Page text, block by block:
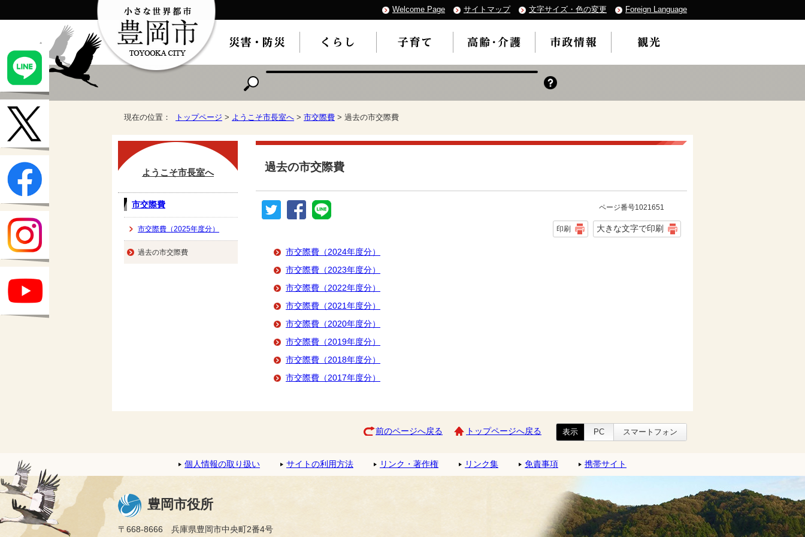
Welcome Page サイトマップ 文字サイズ・色の変更 Foreign Language
現在の位置： トップページ > ようこそ市長室へ > 市交際費 > 過去の市交際費
過去の市交際費
ページ番号1021651
印刷 大きな文字で印刷
市交際費（2024年度分）
市交際費（2023年度分）
市交際費（2022年度分）
市交際費（2021年度分）
市交際費（2020年度分）
市交際費（2019年度分）
市交際費（2018年度分）
市交際費（2017年度分）
ようこそ市長室へ
市交際費
市交際費（2025年度分）
過去の市交際費
前のページへ戻る トップページへ戻る 表示 PC スマートフォン
個人情報の取り扱い サイトの利用方法 リンク・著作権 リンク集 免責事項 携帯サイト
豊岡市役所
〒668-8666 兵庫県豊岡市中央町2番4号